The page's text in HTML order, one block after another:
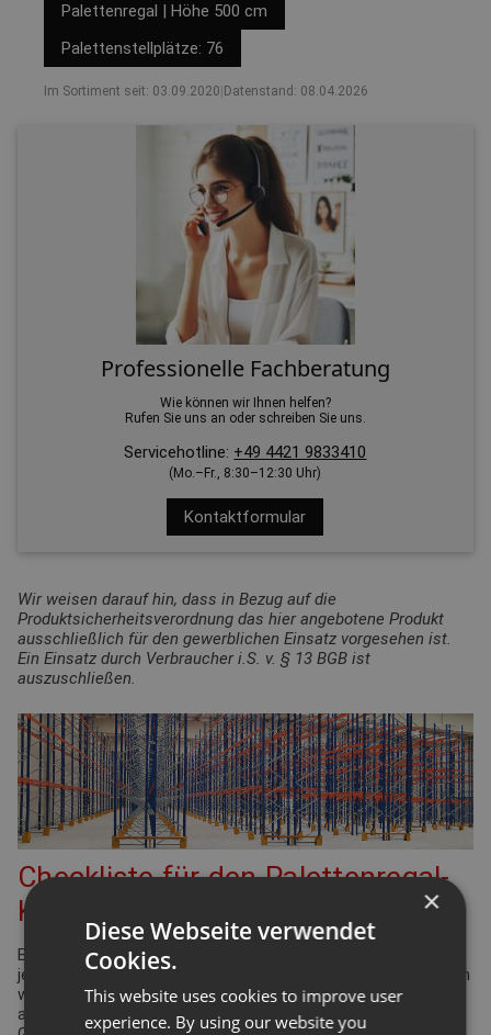
Palettenregal | Höhe 500 cm
Palettenstellplätze: 76
Im Sortiment seit: 03.09.2020 Datenstand: 08.04.2026
Professionelle Fachberatung
Wie können wir Ihnen helfen?
Rufen Sie uns an oder schreiben Sie uns.
Servicehotline: +49 4421 9833410
(Mo.–Fr., 8:30–12:30 Uhr)
Kontaktformular
Wir weisen darauf hin, dass in Bezug auf die
Produktsicherheitsverordnung das hier angebotene Produkt
ausschließlich für den gewerblichen Einsatz vorgesehen ist.
Ein Einsatz durch Verbraucher i.S. v. § 13 BGB ist
auszuschließen.
Checkliste für den Palettenregal-
Konfigurator
Bei der Planung Ihrer Regalanlage für Palettenregale gibt es
jede Menge Punkte zu überprüfen und einzuhalten. Viele davon
werden durch die Arbeitsstättenverordnung geregelt. Aber
auch Ergonomie und Effizienz spielen eine bedeutende Rolle.
×
Diese Webseite verwendet
Cookies.
This website uses cookies to improve user
experience. By using our website you